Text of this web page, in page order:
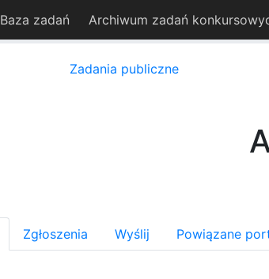
Baza zadań Archiwum zadań
Zadania publiczne
Zgłoszenia Wyślij Powiązane